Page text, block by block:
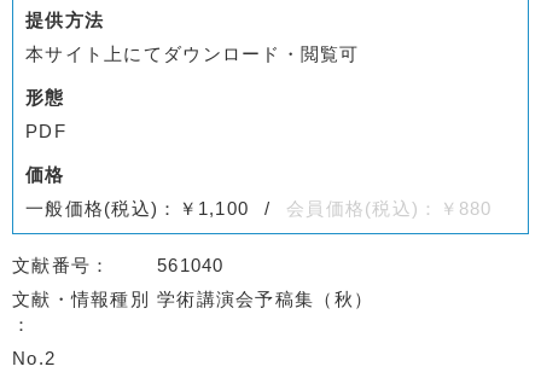
提供方法
本サイト上にてダウンロード・閲覧可
形態
PDF
価格
一般価格(税込)：￥1,100
会員価格(税込)：￥880
文献番号
561040
文献・情報種別
学術講演会予稿集（秋）
No.2